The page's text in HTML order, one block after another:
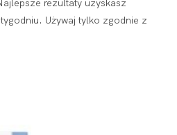
Używaj tylko zgodnie z